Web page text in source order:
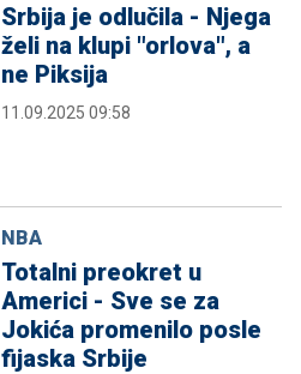
Srbija je odlučila - Njega
želi na klupi "orlova", a
ne Piksija
11.09.2025 09:58
NBA
Totalni preokret u
Americi - Sve se za
Jokića promenilo posle
fijaska Srbije